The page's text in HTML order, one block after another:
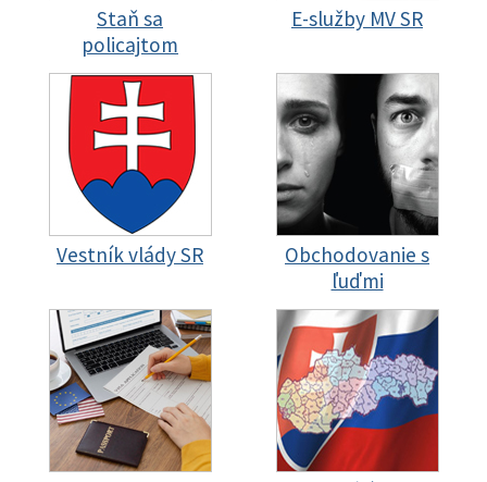
Staň sa
policajtom
E-služby MV SR
Vestník vlády SR
Obchodovanie s
ľuďmi